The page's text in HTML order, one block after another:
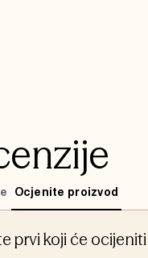
Ocjenite proizvod
prvi koji će